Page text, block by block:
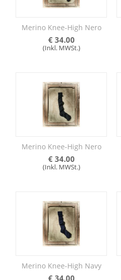
Merino Knee-High Nero
€ 34.00
(Inkl. MWSt.)
Merino Knee-High Nero
€ 34.00
(Inkl. MWSt.)
Merino Knee-High Navy
€ 34.00